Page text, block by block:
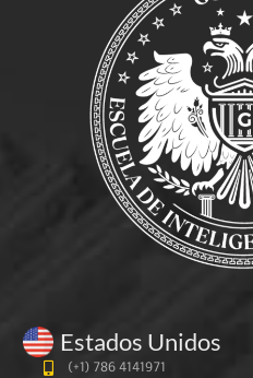
Estados Unidos
(+1) 786 4141971